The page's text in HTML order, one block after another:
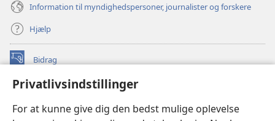
Privatlivsindstillinger
For at kunne give dig den bedst mulige oplevelse
Information til myndighedspersoner, journalister og forskere
Hjælp
Bidrag
(åbner
vindue)Watchtower ONLINE LIBRARY™
nyt